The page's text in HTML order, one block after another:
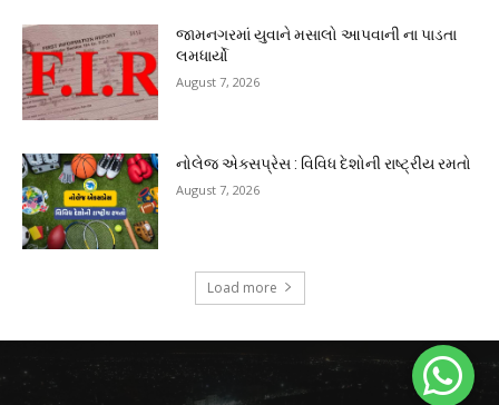
જામનગરમાં યુવાને મસાલો આપવાની ના પાડતા
લમધાર્યો
August 7, 2026
નોલેજ એક્સપ્રેસ : વિવિધ દેશોની રાષ્ટ્રીય રમતો
August 7, 2026
Load more